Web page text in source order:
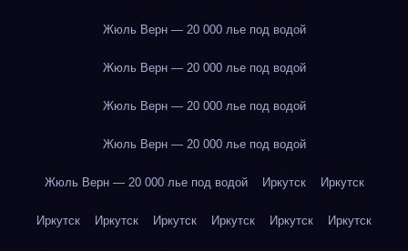
Жюль Верн — 20 000 лье под водой
Жюль Верн — 20 000 лье под водой
Жюль Верн — 20 000 лье под водой
Жюль Верн — 20 000 лье под водой
Жюль Верн — 20 000 лье под водой Иркутск Иркутск
Иркутск Иркутск Иркутск Иркутск Иркутск Иркутск